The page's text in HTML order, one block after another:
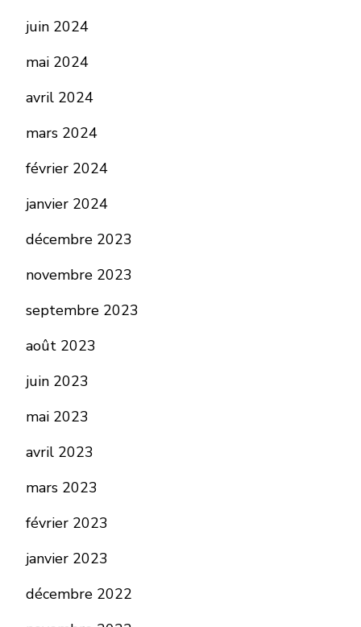
juin 2024
mai 2024
avril 2024
mars 2024
février 2024
janvier 2024
décembre 2023
novembre 2023
septembre 2023
août 2023
juin 2023
mai 2023
avril 2023
mars 2023
février 2023
janvier 2023
décembre 2022